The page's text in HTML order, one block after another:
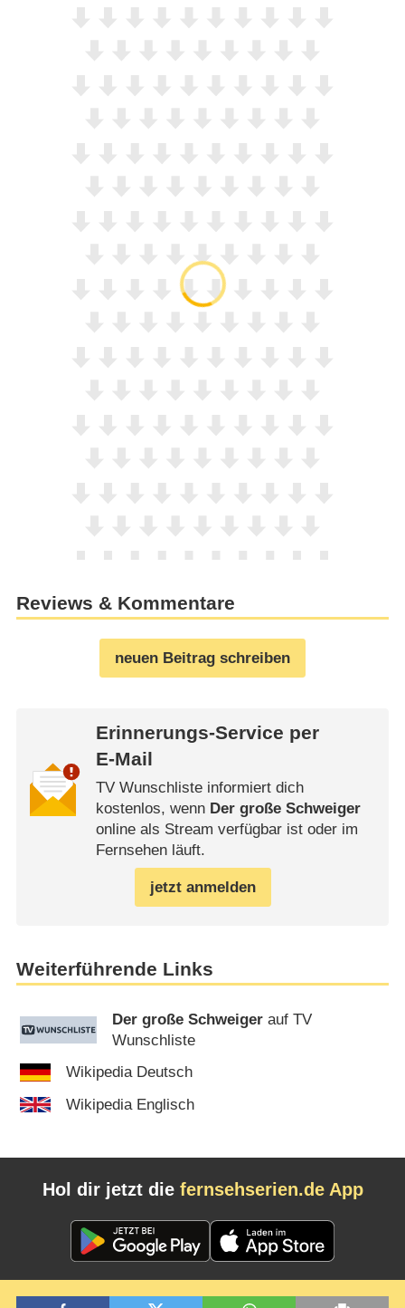
Reviews & Kommentare
neuen Beitrag schreiben
Erinnerungs-Service per
E-Mail
TV Wunschliste informiert dich
kostenlos, wenn Der große Schweiger
online als Stream verfügbar ist oder im
Fernsehen läuft.
jetzt anmelden
Weiterführende Links
Der große Schweiger auf TV
Wunschliste
Wikipedia Deutsch
Wikipedia Englisch
Hol dir jetzt die fernsehserien.de App